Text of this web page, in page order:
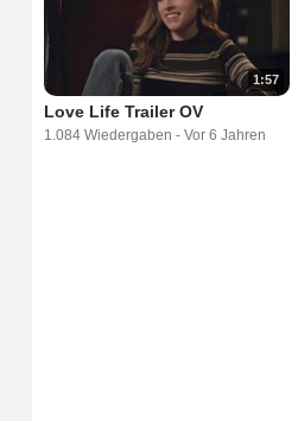
1:57
Love Life Trailer OV
1.084 Wiedergaben - Vor 6 Jahren